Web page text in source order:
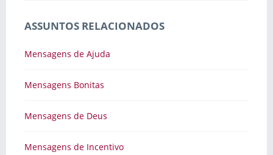
ASSUNTOS RELACIONADOS
Mensagens de Ajuda
Mensagens Bonitas
Mensagens de Deus
Mensagens de Incentivo